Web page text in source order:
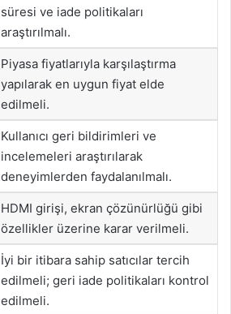
süresi ve iade politikaları
araştırılmalı.
Piyasa fiyatlarıyla karşılaştırma
yapılarak en uygun fiyat elde
edilmeli.
Kullanıcı geri bildirimleri ve
incelemeleri araştırılarak
deneyimlerden faydalanılmalı.
HDMI girişi, ekran çözünürlüğü gibi
özellikler üzerine karar verilmeli.
İyi bir itibara sahip satıcılar tercih
edilmeli; geri iade politikaları kontrol
edilmeli.